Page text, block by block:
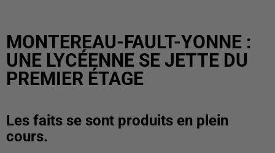
MONTEREAU-FAULT-YONNE :
UNE LYCÉENNE SE JETTE DU
PREMIER ÉTAGE
Les faits se sont produits en plein
cours.